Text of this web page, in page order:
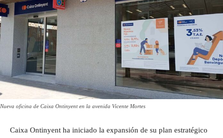
Nueva oficina de Caixa Ontinyent en la avenida Vicente Mortes
Caixa Ontinyent ha iniciado la expansión de su plan estratégico